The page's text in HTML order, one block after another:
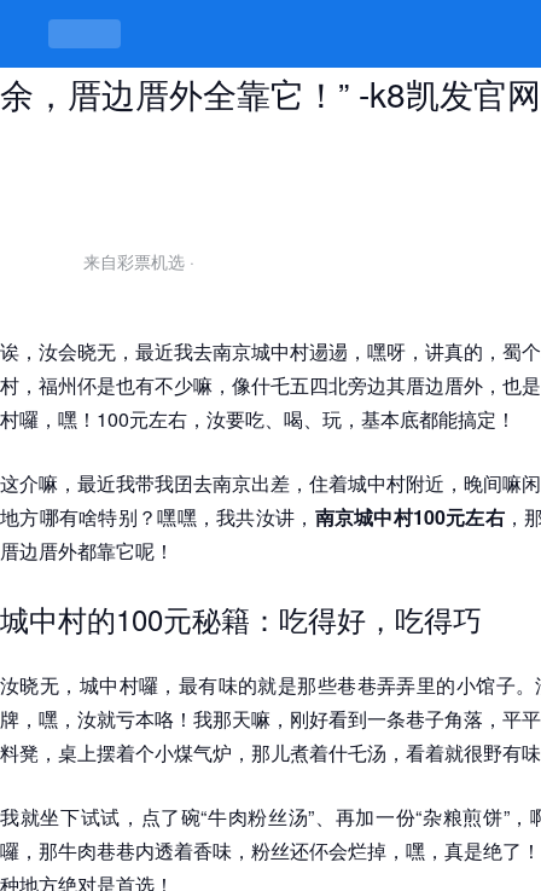
“南京城中村100元左右，吃饱又有
余，厝边厝外全靠它！” -k8凯发官网
来自彩票机选 ·
诶，汝会晓无，最近我去南京城中村逿逿，嘿呀，讲真的，蜀
村，福州伓是也有不少嘛，像什乇五四北旁边其厝边厝外，也
村囉，嘿！ 100元左右 ，汝要吃、喝、玩，基本底都能搞定！
这介嘛，最近我带我囝去南京出差，住着城中村附近，晚间嘛
地方哪有啥特别？嘿嘿，我共汝讲， 南京城中村100元左右 ，
厝边厝外都靠它呢！
城中村的100元秘籍：吃得好，吃得巧
汝晓无，城中村囉，最有味的就是那些巷巷弄弄里的小馆子
牌，嘿，汝就亏本咯！我那天嘛，刚好看到一条巷子角落，平
料凳，桌上摆着个小煤气炉，那儿煮着什乇汤，看着就很野有
我就坐下试试，点了碗“牛肉粉丝汤”、再加一份“杂粮煎饼”
囉，那牛肉巷巷内透着香味，粉丝还伓会烂掉，嘿，真是绝了！
种地方绝对是首选！